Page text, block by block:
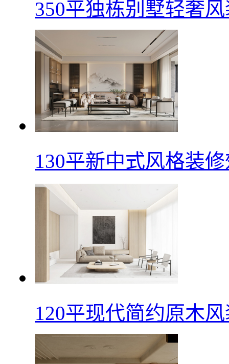
350平独栋别墅轻奢
130平新中式风格装
120平现代简约原木